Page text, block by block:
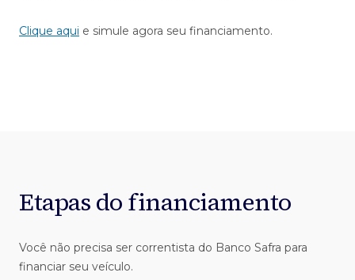
Clique aqui e simule agora seu financiamento.
Etapas do financiamento
Você não precisa ser correntista do Banco Safra para
financiar seu veículo.